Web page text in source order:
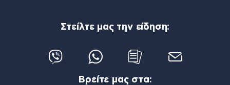
Στείλτε μας την είδηση:
Βρείτε μας στα: